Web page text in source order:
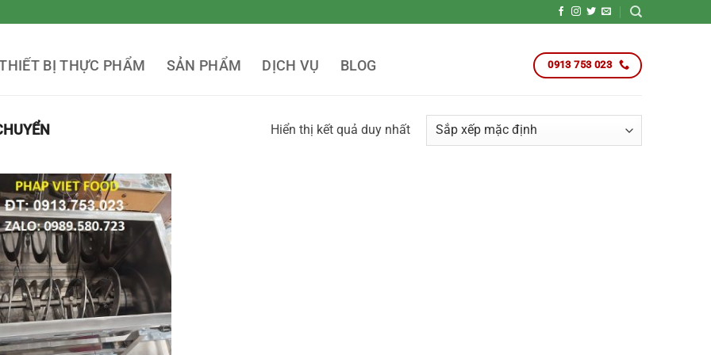
BỊ THỰC PHẨM SẢN PHẨM DỊCH VỤ BLOG 0913 753 023
Hiển thị kết quả duy nhất